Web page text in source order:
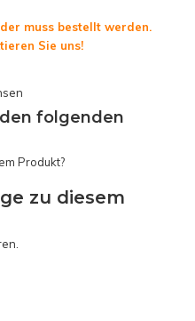
muss bestellt werden.
Sie uns!
folgenden
zu diesem